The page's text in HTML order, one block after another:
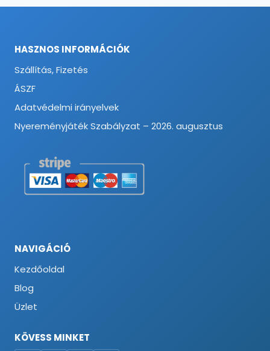
HASZNOS INFORMÁCIÓK
Szállítás, Fizetés
ÁSZF
Adatvédelmi irányelvek
Nyereményjáték Szabályzat – 2026. augusztus
NAVIGÁCIÓ
Kezdőoldal
Blog
Üzlet
KÖVESS MINKET